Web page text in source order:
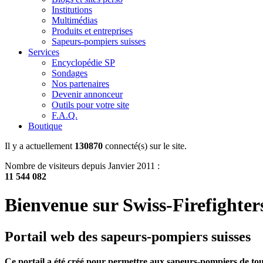
Institutions
Multimédias
Produits et entreprises
Sapeurs-pompiers suisses
Services
Encyclopédie SP
Sondages
Nos partenaires
Devenir annonceur
Outils pour votre site
F.A.Q.
Boutique
Il y a actuellement 130870 connecté(s) sur le site.
Nombre de visiteurs depuis Janvier 2011 :
11 544 082
Bienvenue sur Swiss-
Portail web des sapeurs-pompiers suisses